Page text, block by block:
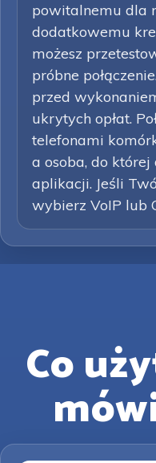
powitalnemu dla
dodatkowemu
możesz
próbne
przed
ukrytych opłat.
telefonami
a osoba, do
aplikacji. Jeśli
wybierz VoIP lub
Co